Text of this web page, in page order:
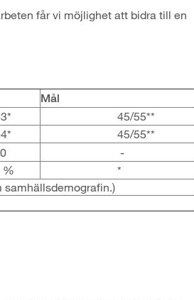
får vi möjlighet att bidra till en
Mål
45/55**
45/55**
-
*
samhällsdemografin.)